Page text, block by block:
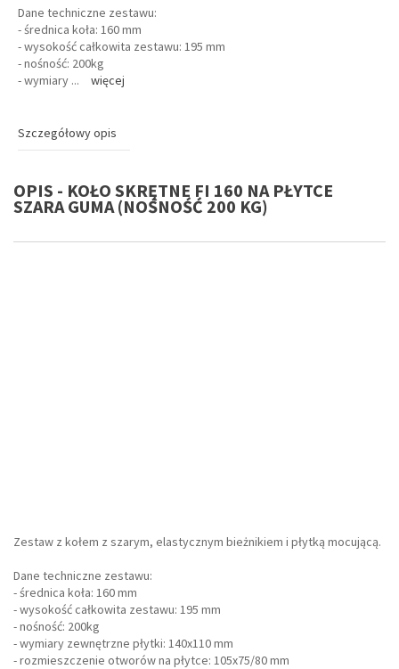
Dane techniczne zestawu:
- średnica koła: 160 mm
- wysokość całkowita zestawu: 195 mm
- nośność: 200kg
- wymiary ... więcej
Szczegółowy opis
OPIS - KOŁO SKRĘTNE FI 160 NA PŁYTCE
SZARA GUMA (NOŚNOŚĆ 200 KG)
Zestaw z kołem z szarym, elastycznym bieżnikiem i płytką mocującą.
Dane techniczne zestawu:
- średnica koła: 160 mm
- wysokość całkowita zestawu: 195 mm
- nośność: 200kg
- wymiary zewnętrzne płytki: 140x110 mm
- rozmieszczenie otworów na płytce: 105x75/80 mm